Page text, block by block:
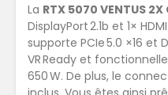
La RTX 5070 VENTUS 2X
DisplayPort 2.1b et 1×
supporte PCIe 5.0 ×16 et
VR Ready et
650 W. De plus, le